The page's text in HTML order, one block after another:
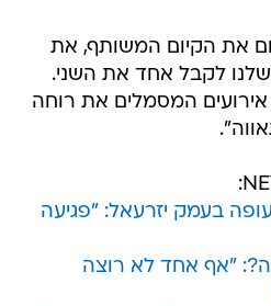
את הקיום המשותף, את
לקבל אחד את השני.
המסמלים את רוחה
בעמק יזרעאל: "פגיעה
"אף אחד לא רוצה